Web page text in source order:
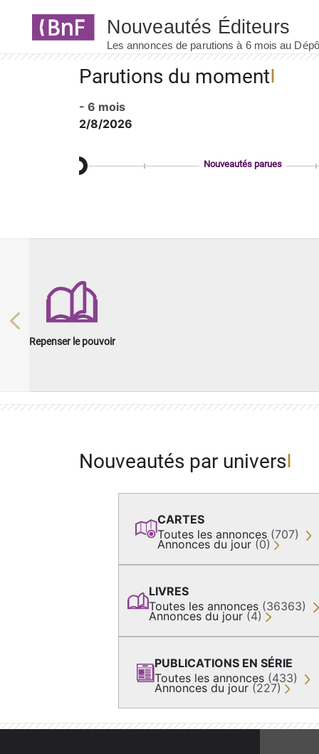
Parutions du moment
- 6 mois
2/8/2026
Nouveautés parues
Repenser le pouvoir
Previous
Nouveautés par univers
CARTES
Toutes les annonces (707)
Annonces du jour (0)
LIVRES
Toutes les annonces (36363)
Annonces du jour (4)
PUBLICATIONS EN SÉRIE
Toutes les annonces (433)
Annonces du jour (227)